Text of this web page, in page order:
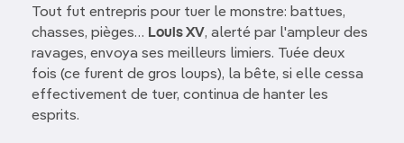
Tout fut entrepris pour tuer le monstre: battues,
chasses, pièges… Louis XV, alerté par l'ampleur des
ravages, envoya ses meilleurs limiers. Tuée deux
fois (ce furent de gros loups), la bête, si elle cessa
effectivement de tuer, continua de hanter les
esprits.